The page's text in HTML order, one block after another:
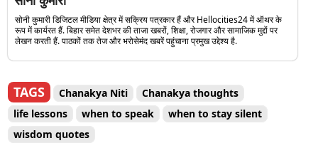
सोनी कुमारी डिजिटल मीडिया क्षेत्र में सक्रिय पत्रकार हैं और Hellocities24 में ऑथर के
रूप में कार्यरत हैं. बिहार समेत देशभर की ताजा खबरों, शिक्षा, रोजगार और सामाजिक मुद्दों पर
लेखन करती हैं. पाठकों तक तेज और भरोसेमंद खबरें पहुंचाना प्रमुख उद्देश्य है.
TAGS Chanakya Niti
Chanakya thoughts
life lessons
when to speak
when to stay silent
wisdom quotes